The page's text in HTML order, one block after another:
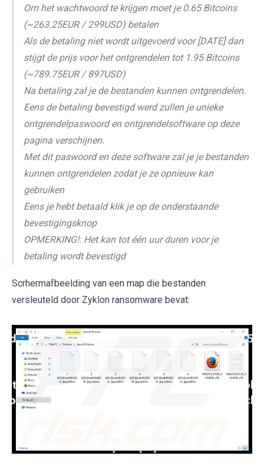
Om het wachtwoord te krijgen moet je 0.65 Bitcoins
(~263.25EUR / 299USD) betalen
Als de betaling niet wordt uitgevoerd voor [DATE] dan
stijgt de prijs voor het ontgrendelen tot 1.95 Bitcoins
(~789.75EUR / 897USD)
Na betaling zal je de bestanden kunnen ontgrendelen.
Eens de betaling bevestigd werd zullen je unieke
ontgrendelpaswoord en ontgrendelsoftware op deze
pagina verschijnen.
Met dit paswoord en deze software zal je je bestanden
kunnen ontgrendelen zodat je ze opnieuw kan
gebruiken
Eens je hebt betaald klik je op de onderstaande
bevestigingsknop
OPMERKING!: Het kan tot één uur duren voor je
betaling wordt bevestigd
Scrhermafbeelding van een map die bestanden
versleuteld door Zyklon ransomware bevat: